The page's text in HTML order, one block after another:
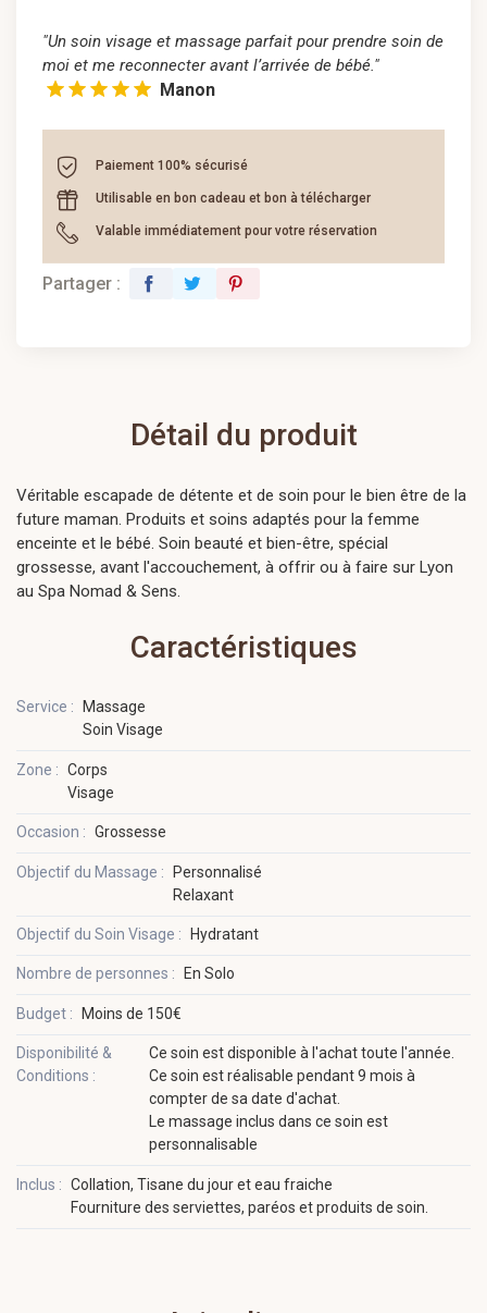
"Un soin visage et massage parfait pour prendre soin de
moi et me reconnecter avant l’arrivée de bébé."
Manon
Paiement 100% sécurisé
Utilisable en bon cadeau et bon à télécharger
Valable immédiatement pour votre réservation
Partager : facebooktwitter
Détail du produit
Véritable escapade de détente et de soin pour le bien être de la
future maman. Produits et soins adaptés pour la femme
enceinte et le bébé. Soin beauté et bien-être, spécial
grossesse, avant l'accouchement, à offrir ou à faire sur Lyon
au Spa Nomad & Sens.
Caractéristiques
Service :
Massage
Soin Visage
Zone : Corps
Visage
Occasion : Grossesse
Objectif du Massage : Personnalisé
Relaxant
Objectif du Soin Visage : Hydratant
Nombre de personnes : En Solo
Budget : Moins de 150€
Disponibilité &
Conditions :
Ce soin est disponible à l'achat toute l'année.
Ce soin est réalisable pendant 9 mois à
compter de sa date d'achat.
Le massage inclus dans ce soin est
personnalisable
Inclus : Collation, Tisane du jour et eau fraiche
Fourniture des serviettes, paréos et produits de soin.